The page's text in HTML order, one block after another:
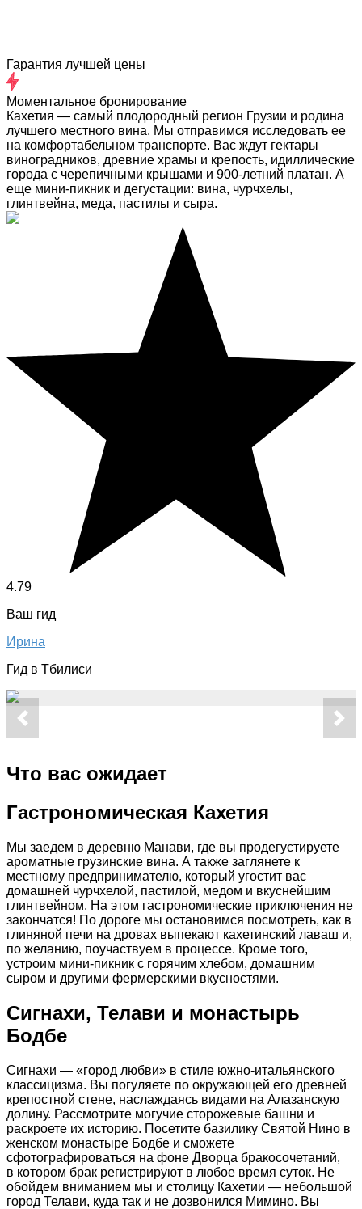
Гарантия лучшей цены
Моментальное бронирование
Кахетия — самый плодородный регион Грузии и родина
лучшего местного вина. Мы отправимся исследовать ее
на комфортабельном транспорте. Вас ждут гектары
виноградников, древние храмы и крепость, идиллические
города с черепичными крышами и 900-летний платан. А
еще мини-пикник и дегустации: вина, чурчхелы,
глинтвейна, меда, пастилы и сыра.
4.79
Ваш гид
Ирина
Гид в Тбилиси
Что вас ожидает
Гастрономическая Кахетия
Мы заедем в деревню Манави, где вы продегустируете
ароматные грузинские вина. А также заглянете к
местному предпринимателю, который угостит вас
домашней чурчхелой, пастилой, медом и вкуснейшим
глинтвейном. На этом гастрономические приключения не
закончатся! По дороге мы остановимся посмотреть, как в
глиняной печи на дровах выпекают кахетинский лаваш и,
по желанию, поучаствуем в процессе. Кроме того,
устроим мини-пикник с горячим хлебом, домашним
сыром и другими фермерскими вкусностями.
Сигнахи, Телави и монастырь
Бодбе
Сигнахи — «город любви» в стиле южно-итальянского
классицизма. Вы погуляете по окружающей его древней
крепостной стене, наслаждаясь видами на Алазанскую
долину. Рассмотрите могучие сторожевые башни и
раскроете их историю. Посетите базилику Святой Нино в
женском монастыре Бодбе и сможете
сфотографироваться на фоне Дворца бракосочетаний,
в котором брак регистрируют в любое время суток. Не
обойдем вниманием мы и столицу Кахетии — небольшой
город Телави, куда так и не дозвонился Мимино. Вы